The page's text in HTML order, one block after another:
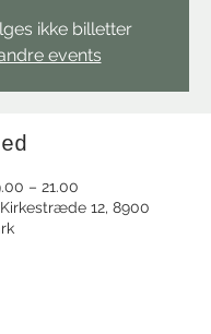
ikke billetter
events
– 21.00
12, 8900